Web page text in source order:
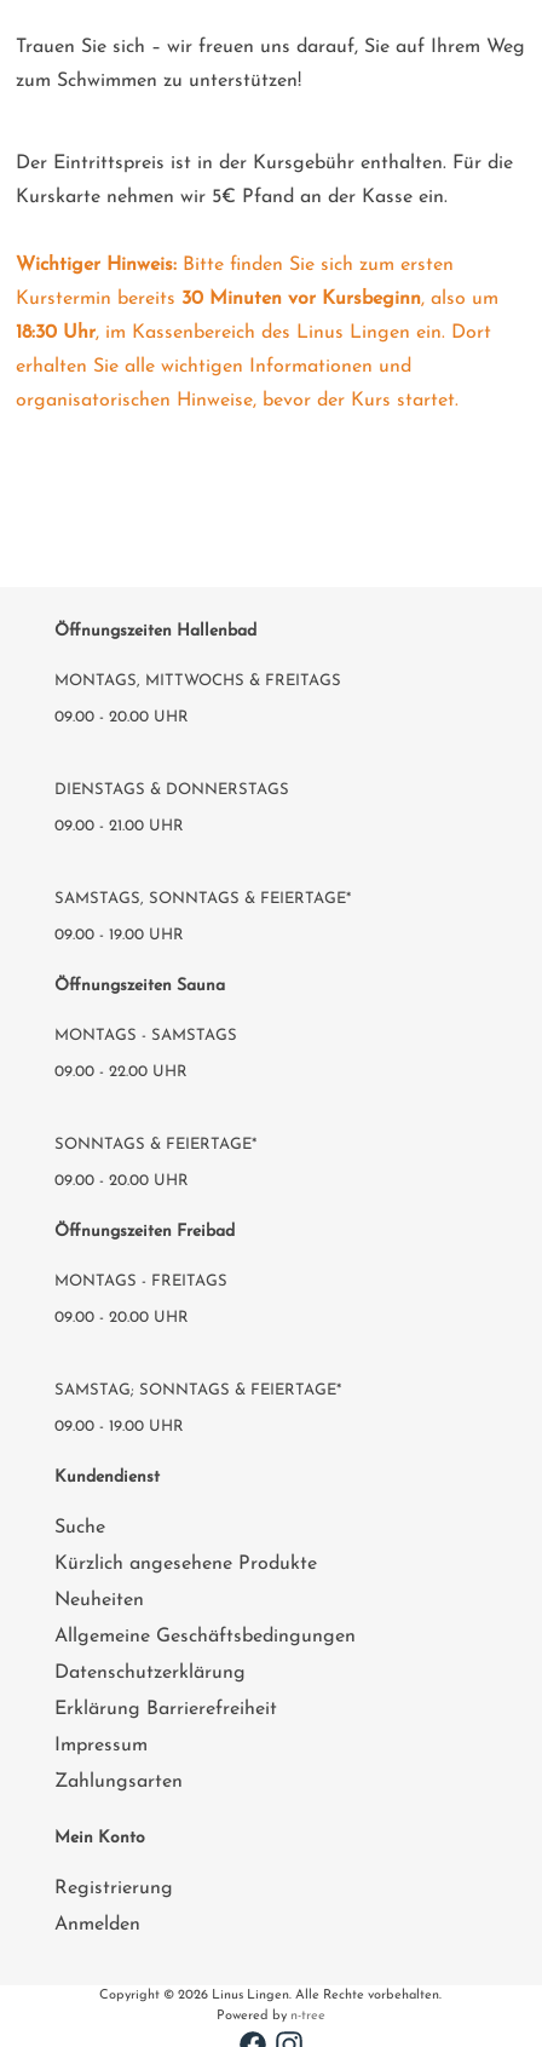
Trauen Sie sich – wir freuen uns darauf, Sie auf Ihrem Weg
zum Schwimmen zu unterstützen!
Der Eintrittspreis ist in der Kursgebühr enthalten. Für die
Kurskarte nehmen wir 5€ Pfand an der Kasse ein.
Wichtiger Hinweis: Bitte finden Sie sich zum ersten
Kurstermin bereits 30 Minuten vor Kursbeginn, also um
18:30 Uhr, im Kassenbereich des Linus Lingen ein. Dort
erhalten Sie alle wichtigen Informationen und
organisatorischen Hinweise, bevor der Kurs startet.
Öffnungszeiten Hallenbad
MONTAGS, MITTWOCHS & FREITAGS
09.00 - 20.00 UHR
DIENSTAGS & DONNERSTAGS
09.00 - 21.00 UHR
SAMSTAGS, SONNTAGS & FEIERTAGE*
09.00 - 19.00 UHR
Öffnungszeiten Sauna
MONTAGS - SAMSTAGS
09.00 - 22.00 UHR
SONNTAGS & FEIERTAGE*
09.00 - 20.00 UHR
Öffnungszeiten Freibad
MONTAGS - FREITAGS
09.00 - 20.00 UHR
SAMSTAG; SONNTAGS & FEIERTAGE*
09.00 - 19.00 UHR
Kundendienst
Suche
Kürzlich angesehene Produkte
Neuheiten
Allgemeine Geschäftsbedingungen
Datenschutzerklärung
Erklärung Barrierefreiheit
Impressum
Zahlungsarten
Mein Konto
Registrierung
Anmelden
Copyright © 2026 Linus Lingen. Alle Rechte vorbehalten.
Powered by n-tree